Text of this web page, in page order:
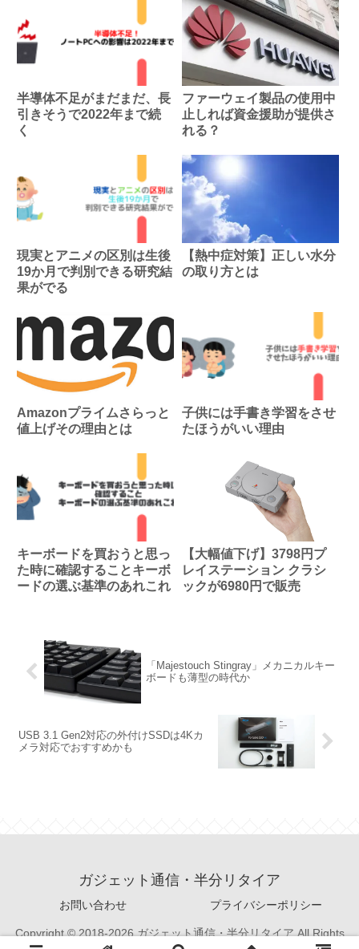
半導体不足がまだまだ、長
引きそうで2022年まで続
く
ファーウェイ製品の使用中
止しれば資金援助が提供さ
れる？
現実とアニメの区別は生後
19か月で判別できる研究結
果がでる
【熱中症対策】正しい水分
の取り方とは
Amazonプライムさらっと
値上げその理由とは
子供には手書き学習をさせ
たほうがいい理由
キーボードを買おうと思っ
た時に確認することキーボ
ードの選ぶ基準のあれこれ
【大幅値下げ】3798円プ
レイステーション クラシ
ックが6980円で販売
「Majestouch Stingray」メカニカルキー
ボードも薄型の時代か
USB 3.1 Gen2対応の外付けSSDは4Kカ
メラ対応でおすすめかも
ガジェット通信・半分リタイア
お問い合わせ プライバシーポリシー
Copyright © 2018-2026 ガジェット通信・半分リタイア All Rights